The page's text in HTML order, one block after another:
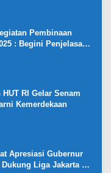
Pembinaan
: Begini Penjelasan
RI Gelar Senam
Kemerdekaan
Apresiasi Gubernur
Liga Jakarta U-